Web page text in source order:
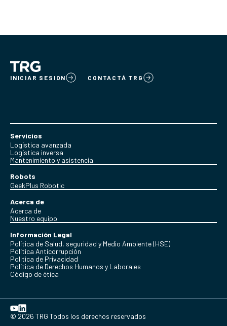
INICIAR SESION CONTACTÁ TRG
Servicios
Logística avanzada
Logística inversa
Mantenimiento y asistencia
Robots
GeekPlus Robotic
Acerca de
Acerca de
Nuestro equipo
Información Legal
Política de Salud, seguridad y Medio Ambiente (HSE)
Política Anticorrupción
Politica de Privacidad
Política de Derechos Humanos y Laborales
Código de ética
© 2026 TRG Todos los derechos reservados